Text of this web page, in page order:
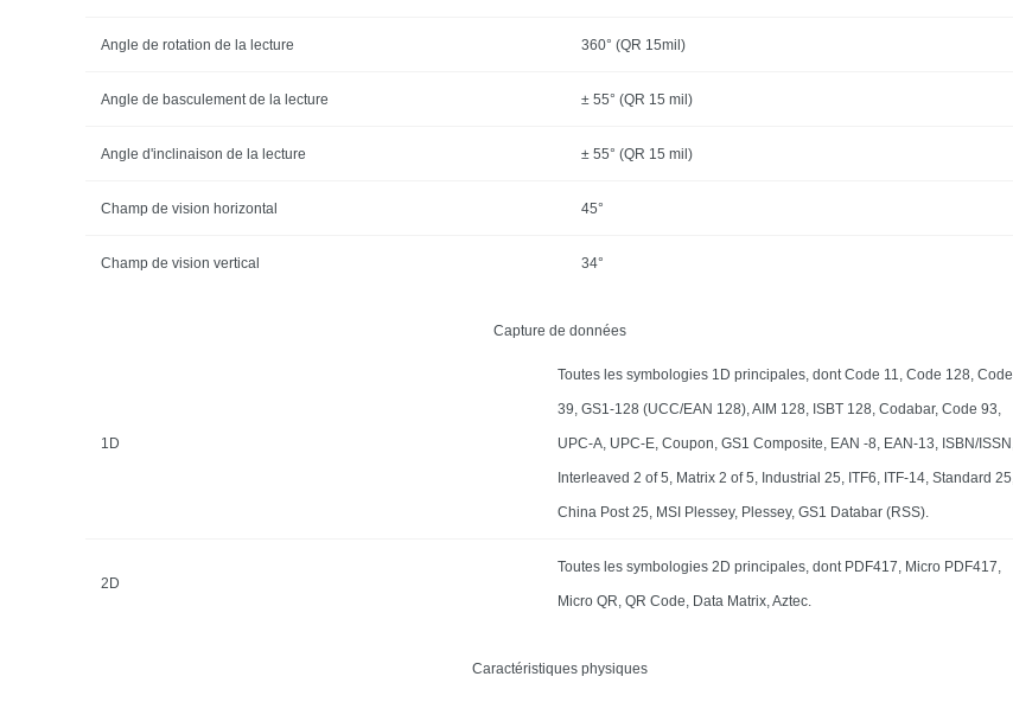
Angle de rotation de la lecture 360° (QR 15mil)
Angle de basculement de la lecture ± 55° (QR 15 mil)
Angle d'inclinaison de la lecture ± 55° (QR 15 mil)
Champ de vision horizontal 45°
Champ de vision vertical 34°
Capture de données
1D
Toutes les symbologies 1D principales, dont Code 11, Code 128, Code
39, GS1-128 (UCC/EAN 128), AIM 128, ISBT 128, Codabar, Code 93,
UPC-A, UPC-E, Coupon, GS1 Composite, EAN -8, EAN-13, ISBN/ISSN,
Interleaved 2 of 5, Matrix 2 of 5, Industrial 25, ITF6, ITF-14, Standard 25,
China Post 25, MSI Plessey, Plessey, GS1 Databar (RSS).
2D
Toutes les symbologies 2D principales, dont PDF417, Micro PDF417,
Micro QR, QR Code, Data Matrix, Aztec.
Caractéristiques physiques